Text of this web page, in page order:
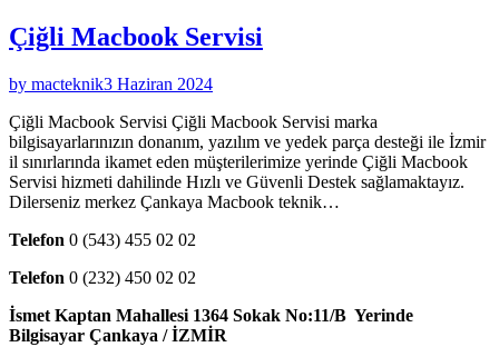
Çiğli Macbook Servisi
by macteknik3 Haziran 2024
Çiğli Macbook Servisi Çiğli Macbook Servisi marka
bilgisayarlarınızın donanım, yazılım ve yedek parça desteği ile İzmir
il sınırlarında ikamet eden müşterilerimize yerinde Çiğli Macbook
Servisi hizmeti dahilinde Hızlı ve Güvenli Destek sağlamaktayız.
Dilerseniz merkez Çankaya Macbook teknik…
Telefon 0 (543) 455 02 02
Telefon 0 (232) 450 02 02
İsmet Kaptan Mahallesi 1364 Sokak No:11/B Yerinde
Bilgisayar Çankaya / İZMİR